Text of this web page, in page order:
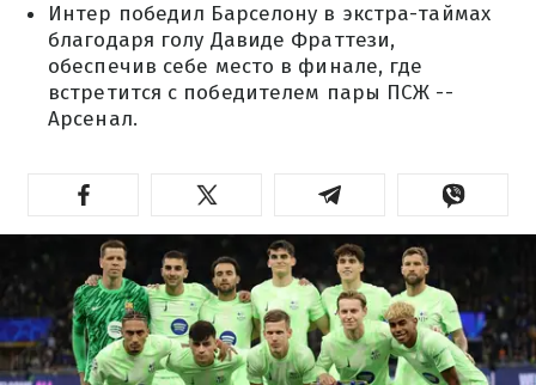
Интер победил Барселону в экстра-таймах
благодаря голу Давиде Фраттези,
обеспечив себе место в финале, где
встретится с победителем пары ПСЖ --
Арсенал.